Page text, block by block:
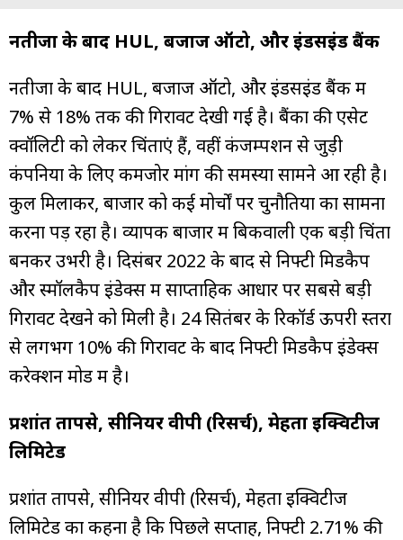
नतीजों के बाद HUL, बजाज ऑटो, और इंडसइंड बैंक
नतीजों के बाद HUL, बजाज ऑटो, और इंडसइंड बैंक में
7% से 18% तक की गिरावट देखी गई है। बैंकों की एसेट
क्वॉलिटी को लेकर चिंताएं हैं, वहीं कंजम्पशन से जुड़ी
कंपनियों के लिए कमजोर मांग की समस्या सामने आ रही है।
कुल मिलाकर, बाजार को कई मोर्चों पर चुनौतियों का सामना
करना पड़ रहा है। व्यापक बाजार में बिकवाली एक बड़ी चिंता
बनकर उभरी है। दिसंबर 2022 के बाद से निफ्टी मिडकैप
और स्मॉलकैप इंडेक्स में साप्ताहिक आधार पर सबसे बड़ी
गिरावट देखने को मिली है। 24 सितंबर के रिकॉर्ड ऊपरी स्तरों
से लगभग 10% की गिरावट के बाद निफ्टी मिडकैप इंडेक्स
करेक्शन मोड में है।
प्रशांत तापसे, सीनियर वीपी (रिसर्च), मेहता इक्विटीज
लिमिटेड
प्रशांत तापसे, सीनियर वीपी (रिसर्च), मेहता इक्विटीज
लिमिटेड का कहना है कि पिछले सप्ताह, निफ्टी 2.71% की